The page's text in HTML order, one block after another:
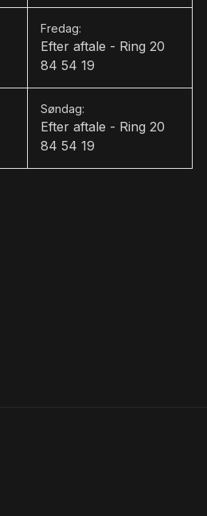
Fredag:
Efter aftale - Ring 20
84 54 19
Søndag:
Efter aftale - Ring 20
84 54 19